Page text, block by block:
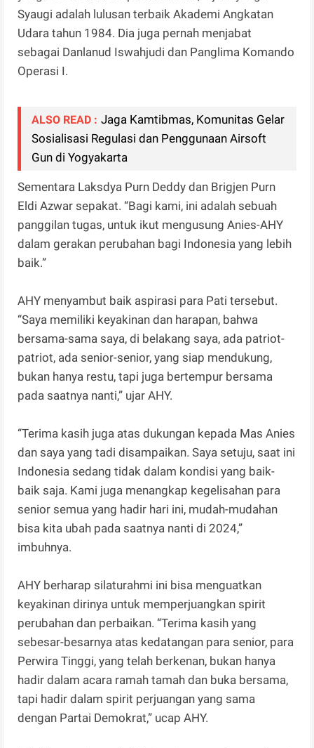
Syaugi adalah lulusan terbaik Akademi Angkatan
Udara tahun 1984. Dia juga pernah menjabat
sebagai Danlanud Iswahjudi dan Panglima Komando
Operasi I.
ALSO READ : Jaga Kamtibmas, Komunitas Gelar
Sosialisasi Regulasi dan Penggunaan Airsoft
Gun di Yogyakarta
Sementara Laksdya Purn Deddy dan Brigjen Purn
Eldi Azwar sepakat. “Bagi kami, ini adalah sebuah
panggilan tugas, untuk ikut mengusung Anies-AHY
dalam gerakan perubahan bagi Indonesia yang lebih
baik.”
AHY menyambut baik aspirasi para Pati tersebut.
“Saya memiliki keyakinan dan harapan, bahwa
bersama-sama saya, di belakang saya, ada patriot-
patriot, ada senior-senior, yang siap mendukung,
bukan hanya restu, tapi juga bertempur bersama
pada saatnya nanti,” ujar AHY.
“Terima kasih juga atas dukungan kepada Mas Anies
dan saya yang tadi disampaikan. Saya setuju, saat ini
Indonesia sedang tidak dalam kondisi yang baik-
baik saja. Kami juga menangkap kegelisahan para
senior semua yang hadir hari ini, mudah-mudahan
bisa kita ubah pada saatnya nanti di 2024,”
imbuhnya.
AHY berharap silaturahmi ini bisa menguatkan
keyakinan dirinya untuk memperjuangkan spirit
perubahan dan perbaikan. “Terima kasih yang
sebesar-besarnya atas kedatangan para senior, para
Perwira Tinggi, yang telah berkenan, bukan hanya
hadir dalam acara ramah tamah dan buka bersama,
tapi hadir dalam spirit perjuangan yang sama
dengan Partai Demokrat,” ucap AHY.